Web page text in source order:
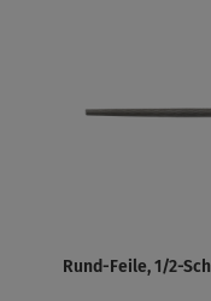
Rund-Feile, 1/2-